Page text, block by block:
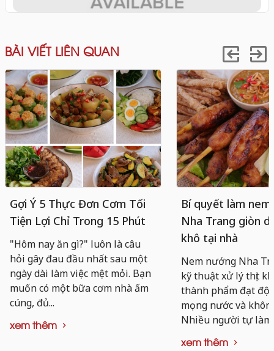
BÀI VIẾT LIÊN QUAN
Gợi Ý 5 Thực Đơn Cơm Tối
Tiện Lợi Chỉ Trong 15 Phút
"Hôm nay ăn gì?" luôn là câu
hỏi gây đau đầu nhất sau một
ngày dài làm việc mệt mỏi. Bạn
muốn có một bữa cơm nhà ấm
cúng, đủ...
xem thêm
Bí quyết làm
Nha Trang giòn
khô tại nhà
Nem nướng Nha
kỹ thuật xử lý thịt
thành phẩm đạt độ
mọng nước và
Nhiều người tự
xem thêm